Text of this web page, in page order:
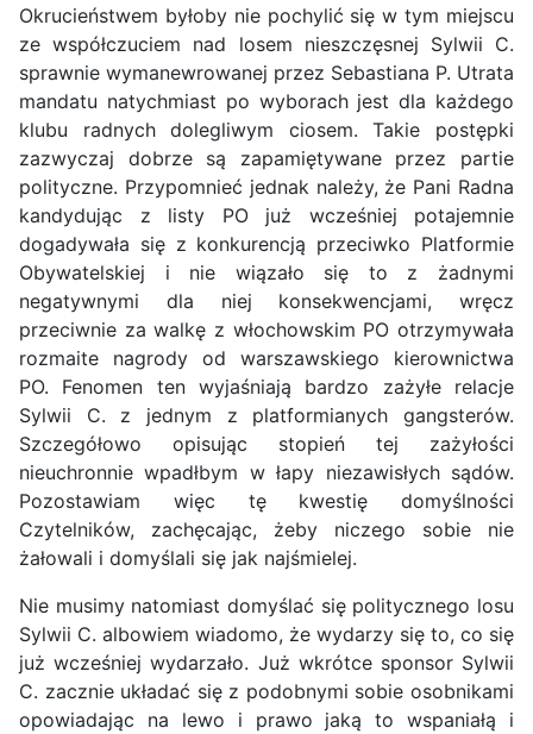
Okrucieństwem byłoby nie pochylić się w tym miejscu
ze współczuciem nad losem nieszczęsnej Sylwii C.
sprawnie wymanewrowanej przez Sebastiana P. Utrata
mandatu natychmiast po wyborach jest dla każdego
klubu radnych dolegliwym ciosem. Takie postępki
zazwyczaj dobrze są zapamiętywane przez partie
polityczne. Przypomnieć jednak należy, że Pani Radna
kandydując z listy PO już wcześniej potajemnie
dogadywała się z konkurencją przeciwko Platformie
Obywatelskiej i nie wiązało się to z żadnymi
negatywnymi dla niej konsekwencjami, wręcz
przeciwnie za walkę z włochowskim PO otrzymywała
rozmaite nagrody od warszawskiego kierownictwa
PO. Fenomen ten wyjaśniają bardzo zażyłe relacje
Sylwii C. z jednym z platformianych gangsterów.
Szczegółowo opisując stopień tej zażyłości
nieuchronnie wpadłbym w łapy niezawisłych sądów.
Pozostawiam więc tę kwestię domyślności
Czytelników, zachęcając, żeby niczego sobie nie
żałowali i domyślali się jak najśmielej.
Nie musimy natomiast domyślać się politycznego losu
Sylwii C. albowiem wiadomo, że wydarzy się to, co się
już wcześniej wydarzało. Już wkrótce sponsor Sylwii
C. zacznie układać się z podobnymi sobie osobnikami
opowiadając na lewo i prawo jaką to wspaniałą i